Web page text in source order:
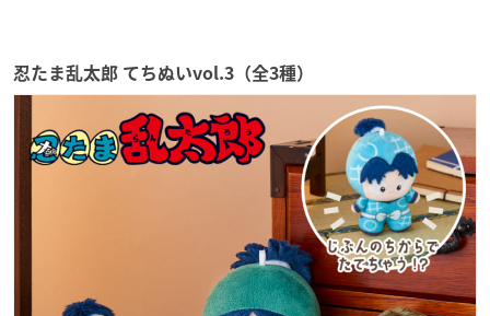
忍たま乱太郎 てちぬいvol.3（全3種）